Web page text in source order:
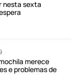
nesta sexta
merece
e problemas de